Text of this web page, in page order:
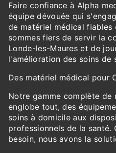
Faire confiance à Alpha
équipe dévouée qui
de matériel médical fiables
sommes fiers de servir la
Londe-les-Maures et de
l'amélioration des soins de
Des matériel médical pour
Notre gamme complète de
englobe tout, des
soins à domicile aux
professionnels de la santé.
besoin, nous avons la